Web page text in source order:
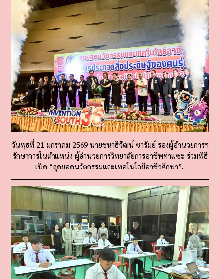
วันพุธที่ 21 มกราคม 2569 นายชนาธิวัฒน์ ซารัมย์ รองผู้อำนวยการฯ
รักษาการในตำแหน่ง ผู้อำนวยการวิทยาลัยการอาชีพท่าแซะ ร่วมพิธี
เปิด “สุดยอดนวัตกรรมและเทคโนโลยีอาชีวศึกษา”..